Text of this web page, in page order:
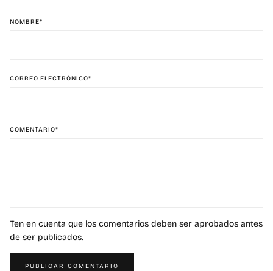
NOMBRE*
CORREO ELECTRÓNICO*
COMENTARIO*
Ten en cuenta que los comentarios deben ser aprobados antes
de ser publicados.
PUBLICAR COMENTARIO